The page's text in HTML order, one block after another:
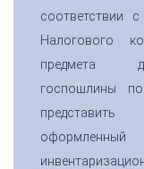
соответствии
Налогового
предмета
госпошлины
оформленный